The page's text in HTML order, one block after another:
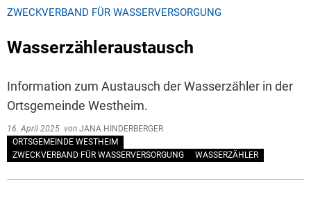
ZWECKVERBAND FÜR WASSERVERSORGUNG
Wasserzähleraustausch
Information zum Austausch der Wasserzähler in der
Ortsgemeinde Westheim.
16. April 2025 von JANA HINDERBERGER
ORTSGEMEINDE WESTHEIM
ZWECKVERBAND FÜR WASSERVERSORGUNG
WASSERZÄHLER